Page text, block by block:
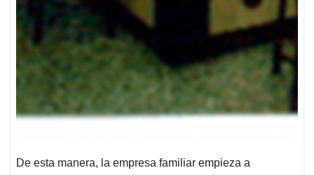
De esta manera, la empresa familiar empieza a